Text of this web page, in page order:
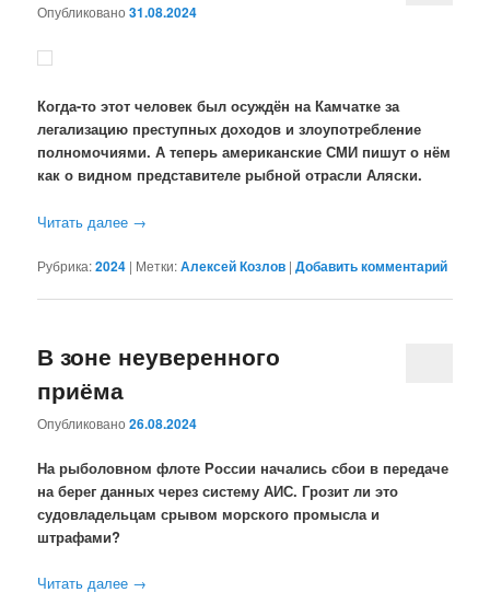
Опубликовано31.08.2024
Когда-то этот человек был осуждён на Камчатке за
легализацию преступных доходов и злоупотребление
полномочиями. А теперь американские СМИ пишут о нём
как о видном представителе рыбной отрасли Аляски.
Читать далее →
Рубрика:2024 | Метки:Алексей Козлов |Добавить комментарий
В зоне неуверенного
приёма
Опубликовано26.08.2024
На рыболовном флоте России начались сбои в передаче
на берег данных через систему АИС. Грозит ли это
судовладельцам срывом морского промысла и
штрафами?
Читать далее →